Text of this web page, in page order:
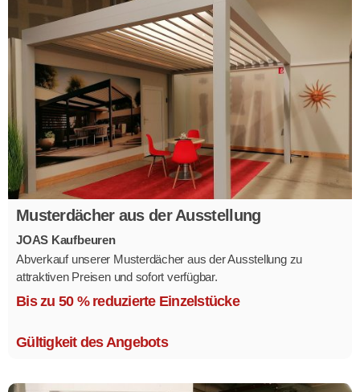
Musterdächer aus der Ausstellung
JOAS Kaufbeuren
Abverkauf unserer Musterdächer aus der Ausstellung zu
attraktiven Preisen und sofort verfügbar.
Mehrere Modelle in verschiedenen Ausführungen.
Bis zu 50 % reduzierte Einzelstücke
Gültigkeit des Angebots